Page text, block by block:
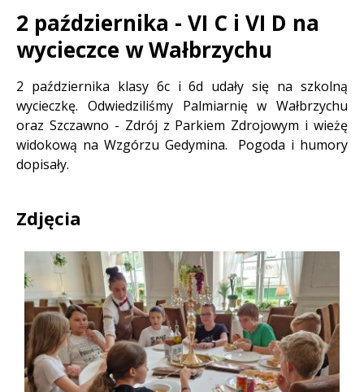
2 października - VI C i VI D na
wycieczce w Wałbrzychu
Treść
2 października klasy 6c i 6d udały się na szkolną
wycieczkę. Odwiedziliśmy Palmiarnię w Wałbrzychu
oraz Szczawno - Zdrój z Parkiem Zdrojowym i wieżę
widokową na Wzgórzu Gedymina. Pogoda i humory
dopisały.
Zdjęcia